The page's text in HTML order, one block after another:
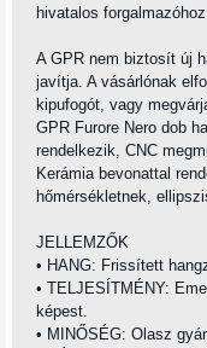
hivatalos
A GPR nem biztosít új
javítja. A vásárlónak
kipufogót, vagy
GPR Furore Nero dob
rendelkezik, CNC
Kerámia bevonattal
hőmérsékletnek,
JELLEMZŐK
• HANG: Frissített
• TELJESÍTMÉNY:
képest.
• MINŐSÉG: Olasz